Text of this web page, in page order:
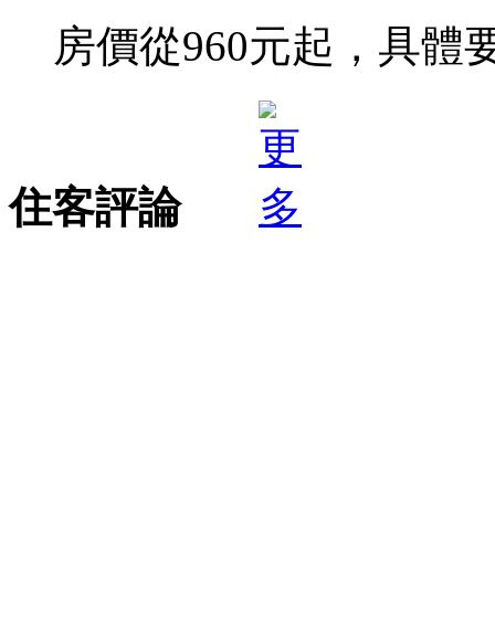
房價從960元起，具體
住客評論